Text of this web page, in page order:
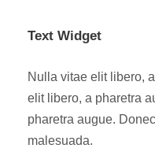
Text Widget
Nulla vitae elit libero,
elit libero, a pharetra
pharetra augue.
malesuada.